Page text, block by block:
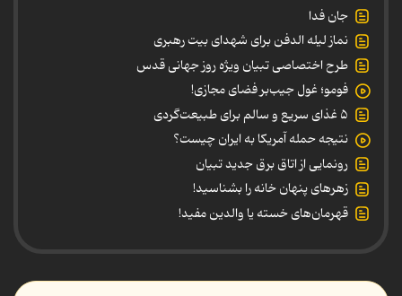
جان فدا
نماز لیله الدفن برای شهدای بیت رهبری
طرح اختصاصی تبیان ویژه روز جهانی قدس
فومو؛ غول جیب‌بر فضای مجازی!
۵ غذای سریع و سالم برای طبیعت‌گردی
نتیجه حمله آمریکا به ایران چیست؟
رونمایی از اتاق برق جدید تبیان
زهرهای پنهان خانه را بشناسید!
قهرمان‌های خسته یا والدین مفید!